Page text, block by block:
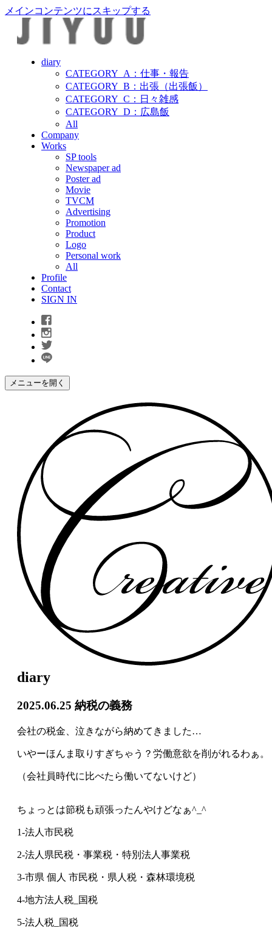
メインコンテンツにスキップする
diary
CATEGORY_A：仕事・報告
CATEGORY_B：出張（出張飯）
CATEGORY_C：日々雑感
CATEGORY_D：広島飯
All
Company
Works
SP tools
Newspaper ad
Poster ad
Movie
TVCM
Advertising
Promotion
Product
Logo
Personal work
All
Profile
Contact
SIGN IN
メニューを開く
diary
2025.06.25 納税の義務
会社の税金、泣きながら納めてきました…
いやーほんま取りすぎちゃう？労働意欲を削がれるわぁ。
（会社員時代に比べたら働いてないけど）
ちょっとは節税も頑張ったんやけどなぁ^_^
1-法人市民税
2-法人県民税・事業税・特別法人事業税
3-市県 個人 市民税・県人税・森林環境税
4-地方法人税 国税
5-法人税 国税